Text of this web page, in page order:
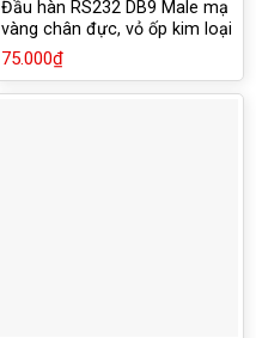
Đầu hàn RS232 DB9 Male mạ
vàng chân đực, vỏ ốp kim loại
chống han rỉ
75.000₫